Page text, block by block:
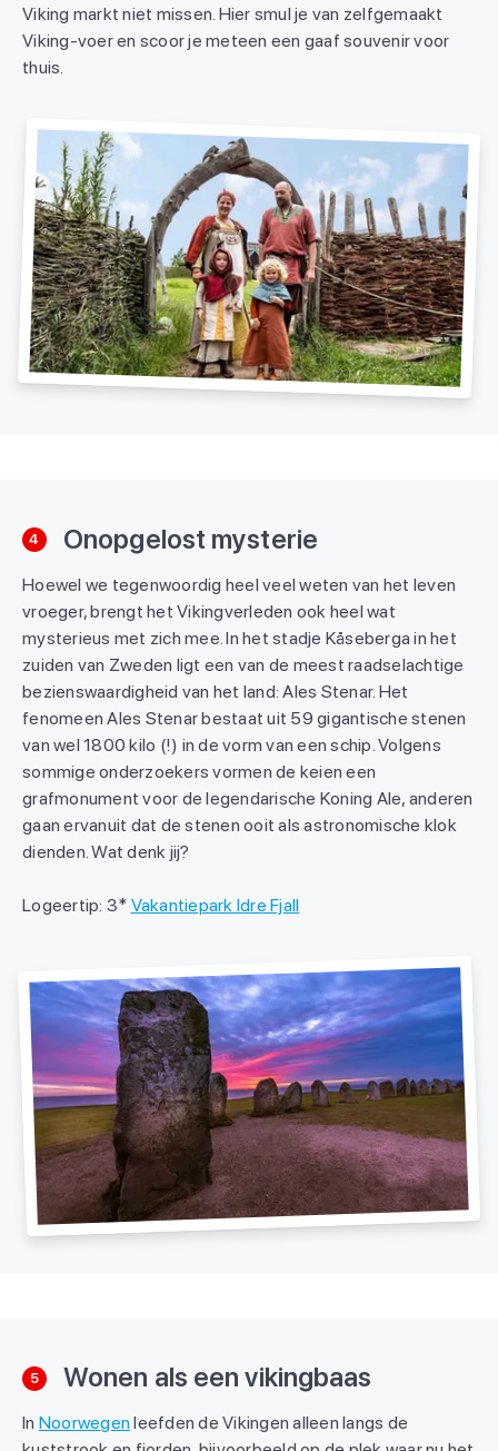
Viking markt niet missen. Hier smul je van zelfgemaakt
Viking-voer en scoor je meteen een gaaf souvenir voor
thuis.
4 Onopgelost mysterie
Hoewel we tegenwoordig heel veel weten van het leven
vroeger, brengt het Vikingverleden ook heel wat
mysterieus met zich mee. In het stadje Kåseberga in het
zuiden van Zweden ligt een van de meest raadselachtige
bezienswaardigheid van het land: Ales Stenar. Het
fenomeen Ales Stenar bestaat uit 59 gigantische stenen
van wel 1800 kilo (!) in de vorm van een schip. Volgens
sommige onderzoekers vormen de keien een
grafmonument voor de legendarische Koning Ale, anderen
gaan ervanuit dat de stenen ooit als astronomische klok
dienden. Wat denk jij?
Logeertip: 3* Vakantiepark Idre Fjall
5 Wonen als een vikingbaas
In Noorwegenleefden de Vikingen alleen langs de